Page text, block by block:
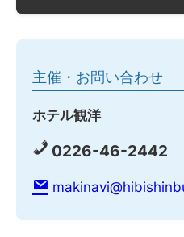
主催・お問い合わせ
ホテル観洋
0226-46-2442